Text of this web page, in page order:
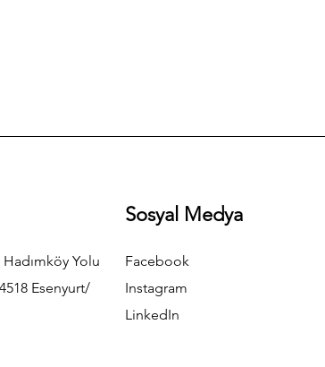
Yolu
Esenyurt/
Sosyal Medya
Facebook
Instagram
LinkedIn